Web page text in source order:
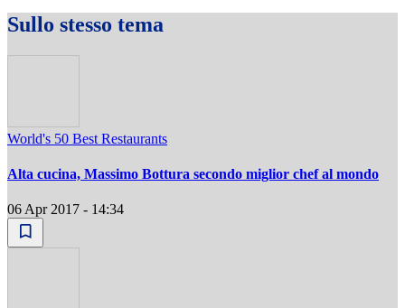
Sullo stesso tema
World's 50 Best Restaurants
Alta cucina, Massimo Bottura secondo miglior chef al mondo
06 Apr 2017 - 14:34